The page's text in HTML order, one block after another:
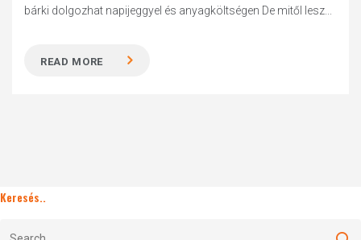
bárki dolgozhat napijeggyel és anyagköltségen De mitől lesz...
READ MORE
Keresés..